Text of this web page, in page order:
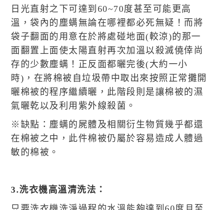
日光直射之下可達到60~70度甚至可能更高
溫，袋內的塵螨無論在哪裡都必死無疑！而將
袋子翻面的用意在於將處碰地面(較涼)的那一
面翻置上面使太陽直射再次加溫以殺滅僥倖尚
存的少數塵螨！正反面都曬完後(大約一小
時)，在將棉被自垃圾帶中取出來按照正常攤開
曬棉被的程序繼續曬，此階段則是讓棉被的濕
氣曬乾以及利用紫外線殺菌。
※缺點：塵螨的屍體及相關衍生物質幾乎都還
在棉被之中，此件棉被仍屬於容易造成人體過
敏的棉被。
3.洗衣機高溫清洗法：